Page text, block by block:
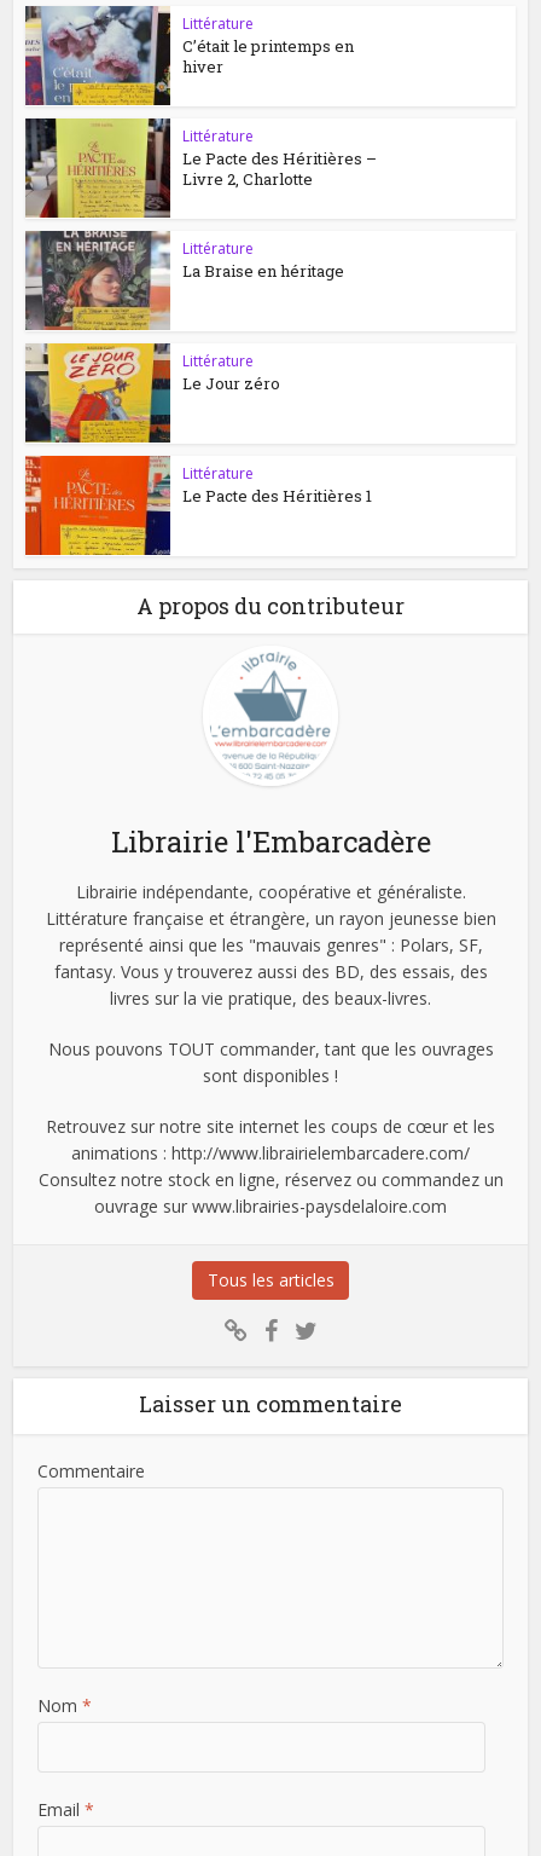
Littérature
C’était le printemps en
hiver
Littérature
Le Pacte des Héritières –
Livre 2, Charlotte
Littérature
La Braise en héritage
Littérature
Le Jour zéro
Littérature
Le Pacte des Héritières 1
A propos du contributeur
Librairie l'Embarcadère
Librairie indépendante, coopérative et généraliste.
Littérature française et étrangère, un rayon jeunesse bien
représenté ainsi que les "mauvais genres" : Polars, SF,
fantasy. Vous y trouverez aussi des BD, des essais, des
livres sur la vie pratique, des beaux-livres.
Nous pouvons TOUT commander, tant que les ouvrages
sont disponibles !
Retrouvez sur notre site internet les coups de cœur et les
animations : http://www.librairielembarcadere.com/
Consultez notre stock en ligne, réservez ou commandez un
ouvrage sur www.librairies-paysdelaloire.com
Tous les articles
Laisser un commentaire
Commentaire
Nom *
Email *